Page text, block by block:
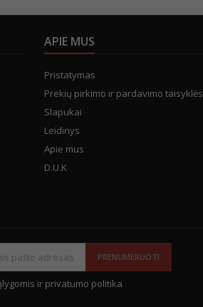
APIE MUS
Pristatymas
Prekių pirkimo ir pardavimo taisyklės
Slapukai
Leidinys
Apie mus
D.U.K
ir privatumo politika